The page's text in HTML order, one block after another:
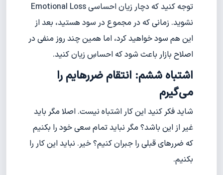
توجه کنید که دچار زیان احساسی Emotional Loss
نشوید. زمانی که در مجموع در سود هستید، بعد از
این هم سود خواهید کرد، اما همین چند روز منفی در
اصلاح بازار باعث شود که احساسِ زیان کنید.
اشتباه ششم: انتقام ضررهایم را
می‌گیرم
شاید فکر کنید این کار اشتباه نیست. اصلا مگر باید
غیر از این باشد؟ مگر نباید تمام سعی خود را بکنیم
که ضررهای قبلی را جبران کنیم؟ خیر. نباید این کار را
بکنیم.